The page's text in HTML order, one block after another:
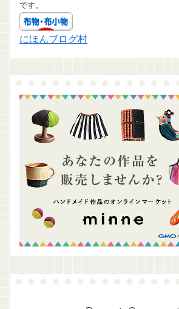
です。
にほんブログ村